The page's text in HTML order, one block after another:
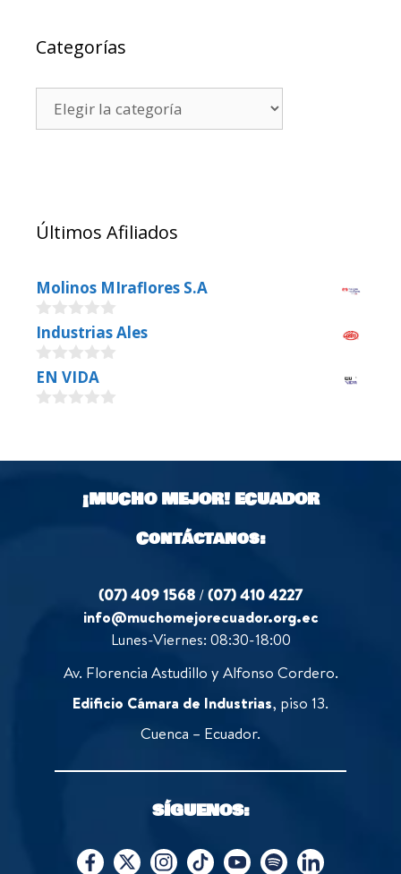
Categorías
Últimos Afiliados
Molinos MIraflores S.A
0
o
u
t
o
f
Industrias Ales
0
o
u
5
EN VIDA
t
¡MUCHO MEJOR!ECUADOR
Contáctanos:
(07) 409 1568 /(07) 410 4227
info@muchomejorecuador.org.ec
Lunes-Viernes: 08:30-18:00
Av. Florencia Astudillo y Alfonso Cordero.
Edificio Cámara de Industrias, piso 13.
Cuenca – Ecuador.
SÍGUENOS: